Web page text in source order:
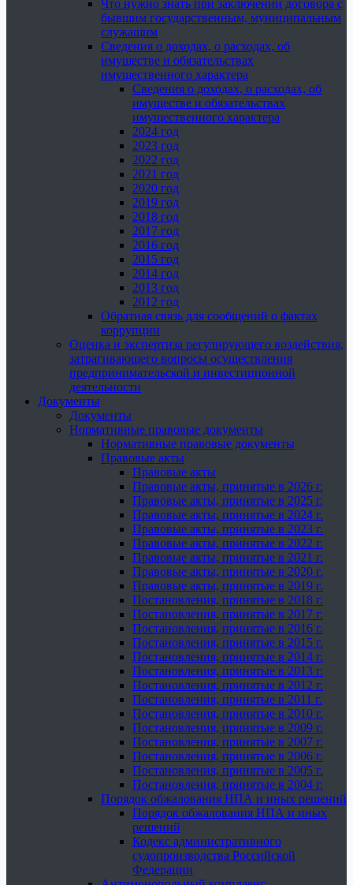
Что нужно знать при заключении договора с
бывшим государственным, муниципальным
служащим
Сведения о доходах, о расходах, об
имуществе и обязательствах
имущественного характера
Сведения о доходах, о расходах, об
имуществе и обязательствах
имущественного характера
2024 год
2023 год
2022 год
2021 год
2020 год
2019 год
2018 год
2017 год
2016 год
2015 год
2014 год
2013 год
2012 год
Обратная связь для сообщений о фактах
коррупции
Оценка и экспертиза регулирующего воздействия,
затрагивающего вопросы осуществления
предпринимательской и инвестиционной
деятельности
Документы
Документы
Нормативные правовые документы
Нормативные правовые документы
Правовые акты
Правовые акты
Правовые акты, принятые в 2026 г.
Правовые акты, принятые в 2025 г.
Правовые акты, принятые в 2024 г.
Правовые акты, принятые в 2023 г.
Правовые акты, принятые в 2022 г.
Правовые акты, принятые в 2021 г.
Правовые акты, принятые в 2020 г.
Правовые акты, принятые в 2019 г.
Постановления, принятые в 2018 г.
Постановления, принятые в 2017 г.
Постановления, принятые в 2016 г.
Постановления, принятые в 2015 г.
Постановления, принятые в 2014 г.
Постановления, принятые в 2013 г.
Постановления, принятые в 2012 г.
Постановления, принятые в 2011 г.
Постановления, принятые в 2010 г.
Постановления, принятые в 2009 г.
Постановления, принятые в 2007 г.
Постановления, принятые в 2006 г.
Постановления, принятые в 2005 г.
Постановления, принятые в 2004 г.
Порядок обжалования НПА и иных решений
Порядок обжалования НПА и иных
решений
Кодекс административного
судопроизводства Российской
Федерации